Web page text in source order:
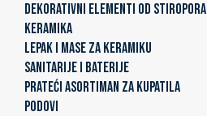
DEKORATIVNI ELEMENTI OD STIROPORA
KERAMIKA
LEPAK I MASE ZA KERAMIKU
SANITARIJE I BATERIJE
PRATEĆI ASORTIMAN ZA KUPATILA
PODOVI